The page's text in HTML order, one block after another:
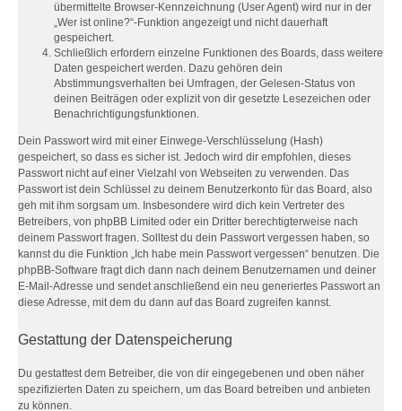
übermittelte Browser-Kennzeichnung (User Agent) wird nur in der
„Wer ist online?“-Funktion angezeigt und nicht dauerhaft
gespeichert.
Schließlich erfordern einzelne Funktionen des Boards, dass weitere
Daten gespeichert werden. Dazu gehören dein
Abstimmungsverhalten bei Umfragen, der Gelesen-Status von
deinen Beiträgen oder explizit von dir gesetzte Lesezeichen oder
Benachrichtigungsfunktionen.
Dein Passwort wird mit einer Einwege-Verschlüsselung (Hash)
gespeichert, so dass es sicher ist. Jedoch wird dir empfohlen, dieses
Passwort nicht auf einer Vielzahl von Webseiten zu verwenden. Das
Passwort ist dein Schlüssel zu deinem Benutzerkonto für das Board, also
geh mit ihm sorgsam um. Insbesondere wird dich kein Vertreter des
Betreibers, von phpBB Limited oder ein Dritter berechtigterweise nach
deinem Passwort fragen. Solltest du dein Passwort vergessen haben, so
kannst du die Funktion „Ich habe mein Passwort vergessen“ benutzen. Die
phpBB-Software fragt dich dann nach deinem Benutzernamen und deiner
E-Mail-Adresse und sendet anschließend ein neu generiertes Passwort an
diese Adresse, mit dem du dann auf das Board zugreifen kannst.
Gestattung der Datenspeicherung
Du gestattest dem Betreiber, die von dir eingegebenen und oben näher
spezifizierten Daten zu speichern, um das Board betreiben und anbieten
zu können.